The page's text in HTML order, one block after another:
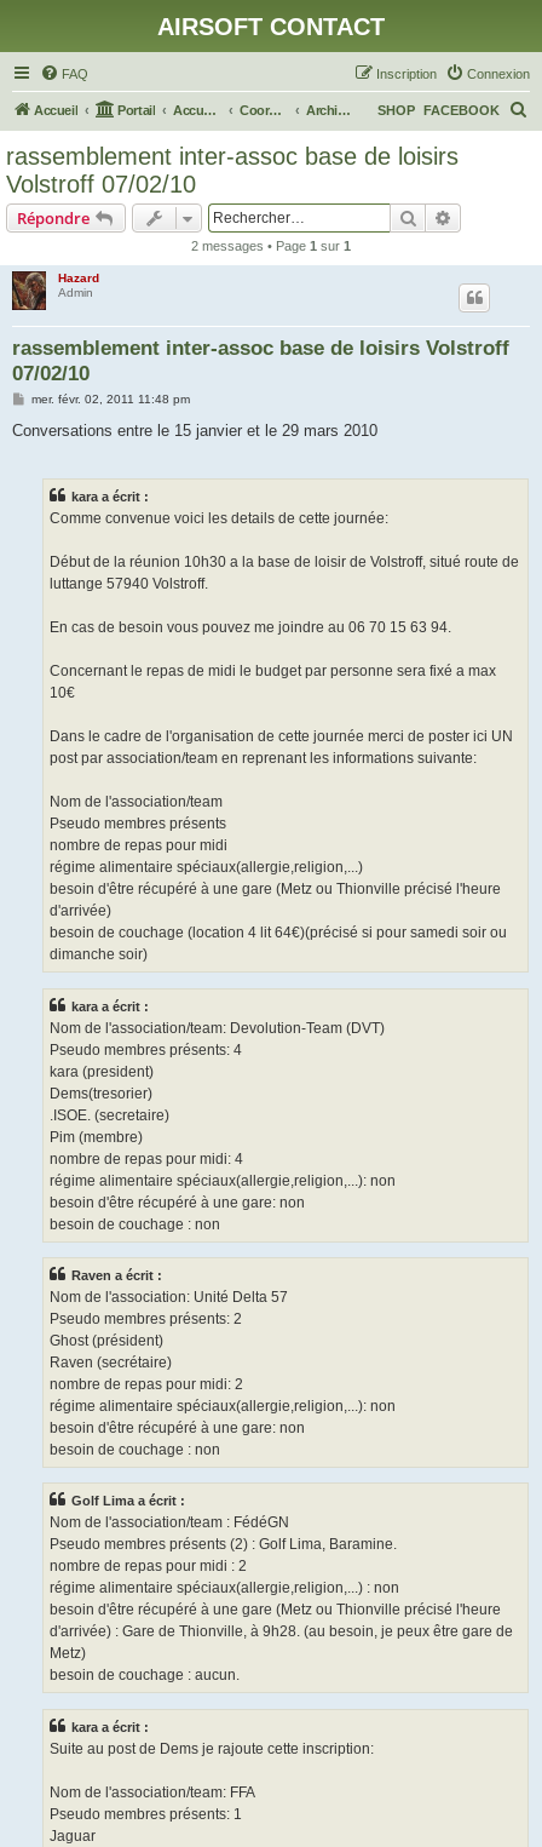
AIRSOFT CONTACT
FAQ Connexion
Inscription
Accueil Portail Accueil du forum Coordination Airsoft Grand Est Archives de Lorraine-Airsoft FACEBOOK
SHOP
rassemblement inter-assoc base de loisirs
Volstroff 07/02/10
Répondre Rechercher
2 messages • Page 1 sur 1
Hazard
Admin
rassemblement inter-assoc base de loisirs Volstroff
07/02/10
M
s
mer. févr. 02, 2011 11:48 pm
Conversations entre le 15 janvier et le 29 mars 2010
kara a écrit :
Comme convenue voici les details de cette journée:
Début de la réunion 10h30 a la base de loisir de Volstroff, situé route de
luttange 57940 Volstroff.
En cas de besoin vous pouvez me joindre au 06 70 15 63 94.
Concernant le repas de midi le budget par personne sera fixé a max
10€
Dans le cadre de l'organisation de cette journée merci de poster ici UN
post par association/team en reprenant les informations suivante:
Nom de l'association/team
Pseudo membres présents
nombre de repas pour midi
régime alimentaire spéciaux(allergie,religion,...)
besoin d'être récupéré à une gare (Metz ou Thionville précisé l'heure
d'arrivée)
besoin de couchage (location 4 lit 64€)(précisé si pour samedi soir ou
dimanche soir)
kara a écrit :
Nom de l'association/team: Devolution-Team (DVT)
Pseudo membres présents: 4
kara (president)
Dems(tresorier)
.ISOE. (secretaire)
Pim (membre)
nombre de repas pour midi: 4
régime alimentaire spéciaux(allergie,religion,...): non
besoin d'être récupéré à une gare: non
besoin de couchage : non
Raven a écrit :
Nom de l'association: Unité Delta 57
Pseudo membres présents: 2
Ghost (président)
Raven (secrétaire)
nombre de repas pour midi: 2
régime alimentaire spéciaux(allergie,religion,...): non
besoin d'être récupéré à une gare: non
besoin de couchage : non
Golf Lima a écrit :
Nom de l'association/team : FédéGN
Pseudo membres présents (2) : Golf Lima, Baramine.
nombre de repas pour midi : 2
régime alimentaire spéciaux(allergie,religion,...) : non
besoin d'être récupéré à une gare (Metz ou Thionville précisé l'heure
d'arrivée) : Gare de Thionville, à 9h28. (au besoin, je peux être gare de
Metz)
besoin de couchage : aucun.
kara a écrit :
Suite au post de Dems je rajoute cette inscription:
Nom de l'association/team: FFA
Pseudo membres présents: 1
Jaguar